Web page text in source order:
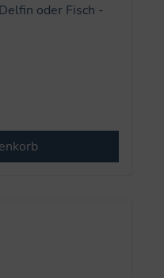
oder Fisch -